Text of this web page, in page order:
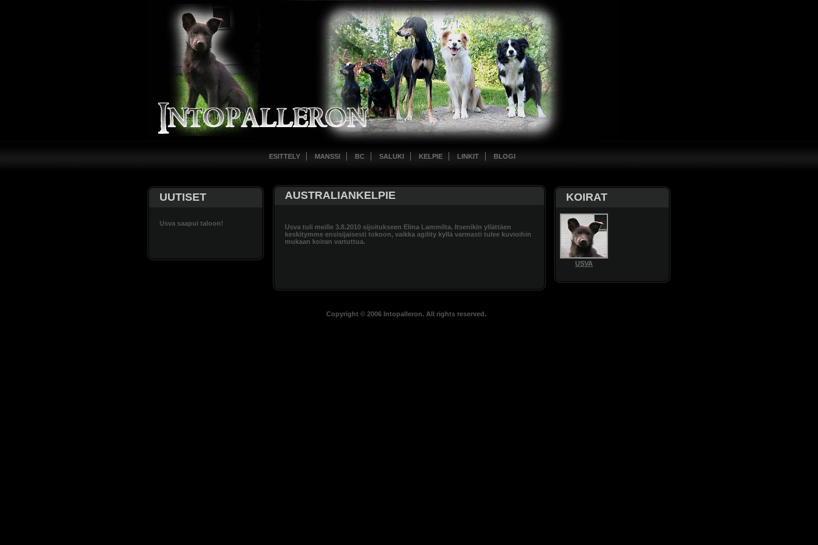
ESITTELY MANSSI BC SALUKI KELPIE LINKIT BLOGI
UUTISET
Usva saapui taloon!
KOIRAT
USVA
AUSTRALIANKELPIE
Usva tuli meille 3.8.2010 sijoitukseen Elina Lammilta. Itsenikin yllättäen
keskitymme ensisijaisesti tokoon, vaikka agility kyllä varmasti tulee kuvioihin
mukaan koiran vartuttua.
Copyright © 2006 Intopalleron. All rights reserved.